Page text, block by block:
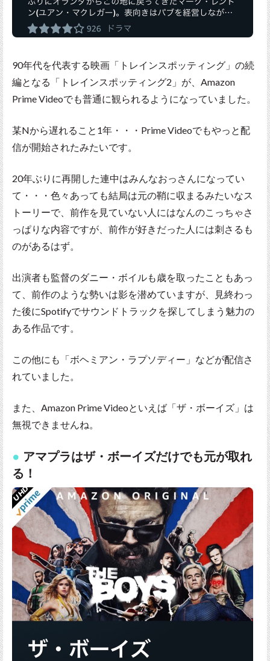
90年代を代表する映画「トレインスポッティング」の続
編となる「トレインスポッティング2」が、Amazon
Prime Videoでも普通に観られるようになっていました。
某Nから遅れること1年・・・Prime Videoでもやっと配
信が開始されたみたいです。
20年ぶりに再開した連中はみんなおっさんになってい
て・・・色々あっても結局は元の鞘に収まるみたいなス
トーリーで、前作を見ていない人にはなんのこっちゃさ
っぱりな内容ですが、前作が好きだった人には刺さるも
のがあるはず。
出演者も監督のダニー・ボイルも歳を取ったこともあっ
て、前作のような勢いは影を潜めていますが、見終わっ
た後にSpotifyでサウンドトラックを探してしまう魅力の
ある作品です。
この他にも「ボヘミアン・ラプソディー」などが配信さ
れていました。
また、Amazon Prime Videoといえば「ザ・ボーイズ」は
無視できませんね。
アマプラはザ・ボーイズだけでも元が取れ
る！